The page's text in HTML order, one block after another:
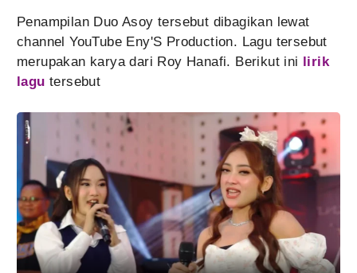
Penampilan Duo Asoy tersebut dibagikan lewat
channel YouTube Eny'S Production. Lagu tersebut
merupakan karya dari Roy Hanafi. Berikut ini lirik
lagu tersebut